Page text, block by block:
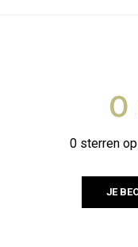
0
0 sterren
JE